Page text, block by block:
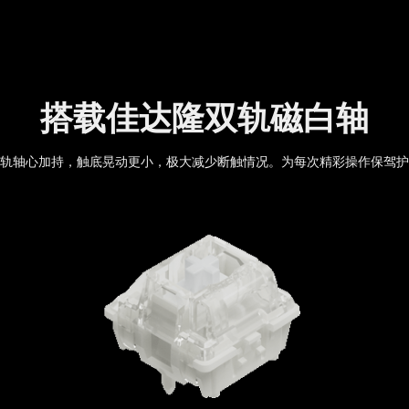
搭载佳达隆双轨磁白轴
轴心加持，触底晃动更小，极大减少断触情况。为每次精彩操作保驾